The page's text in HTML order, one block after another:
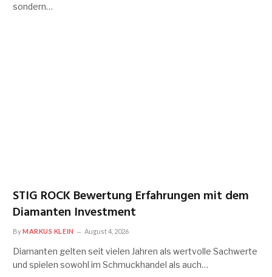
sondern…
STIG ROCK Bewertung Erfahrungen mit dem
Diamanten Investment
ByMARKUS KLEIN August 4, 2026
Diamanten gelten seit vielen Jahren als wertvolle Sachwerte
und spielen sowohl im Schmuckhandel als auch…